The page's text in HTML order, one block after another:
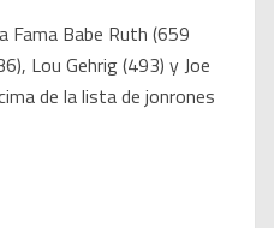
Fama Babe Ruth (659
Lou Gehrig (493) y Joe
de la lista de jonrones